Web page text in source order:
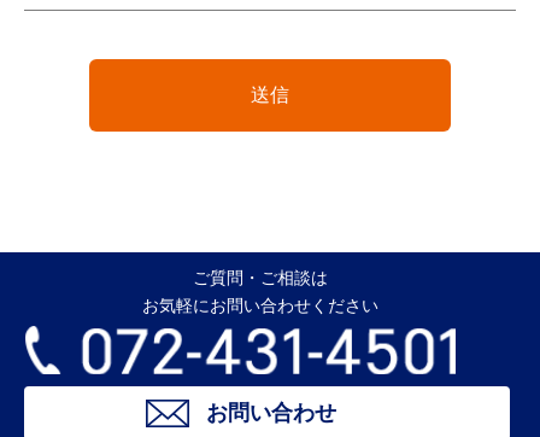
ご質問・ご相談は
お気軽にお問い合わせください
お問い合わせ